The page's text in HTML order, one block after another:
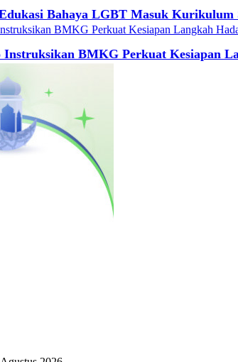
Bahaya LGBT Masuk Kurikulum
Instruksikan BMKG Perkuat Kesiapan